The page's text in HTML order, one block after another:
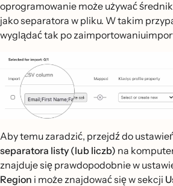
oprogramowanie może używać
jako separatora w pliku. W takim
wyglądać tak po
Aby temu zaradzić, przejdź do
separatora listy (lub liczb) na
znajduje się prawdopodobnie w
Region i może znajdować się w sekcji